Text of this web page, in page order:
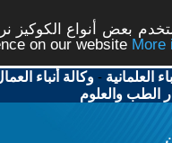
بعض أنواع الكوكيز
on our website
العلمانية -وكالة أنباء
الطب والعلوم